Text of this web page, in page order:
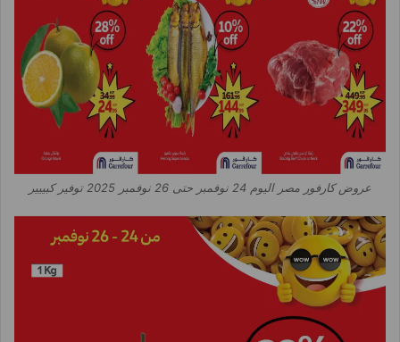
عروض كارفور مصر اليوم 24 نوفمبر حتى 26 نوفمبر 2025 توفير كبييير